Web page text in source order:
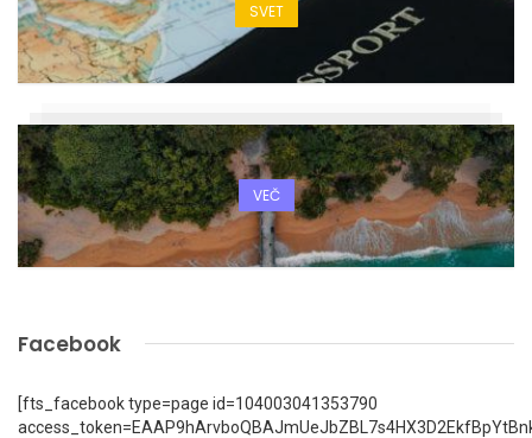
SVET
VEČ
Facebook
[fts_facebook type=page id=104003041353790